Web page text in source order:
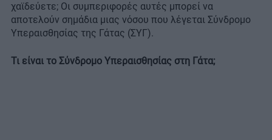
χαϊδεύετε; Οι συμπεριφορές αυτές μπορεί να
αποτελούν σημάδια μιας νόσου που λέγεται Σύνδρομο
Υπεραισθησίας της Γάτας (ΣΥΓ).
Τι είναι το Σύνδρομο Υπεραισθησίας στη Γάτα;